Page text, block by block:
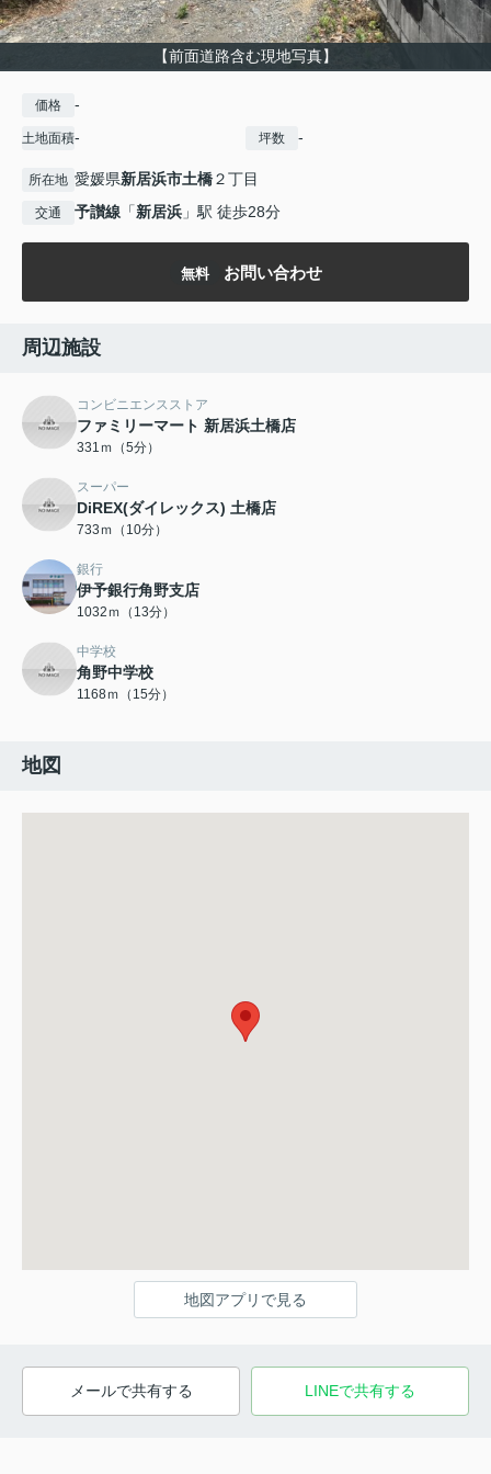
【前面道路含む現地写真】
価格 -
土地面積- 坪数 -
所在地 愛媛県新居浜市土橋２丁目
交通 予讃線 「新居浜 」駅 徒歩28分
無料 お問い合わせ
周辺施設
コンビニエンスストア
ファミリーマート 新居浜土橋店
331ｍ（5分）
スーパー
DiREX(ダイレックス) 土橋店
733ｍ（10分）
銀行
伊予銀行角野支店
1032ｍ（13分）
中学校
角野中学校
1168ｍ（15分）
地図
地図アプリで見る
メールで共有する LINEで共有する